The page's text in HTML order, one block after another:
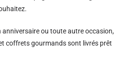
anniversaire ou toute autre occasion,
coffrets gourmands sont livrés prêt